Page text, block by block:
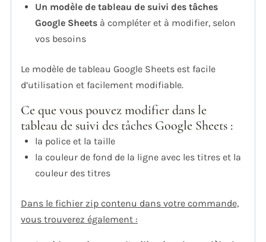
Un modèle de tableau de suivi des tâches
Google Sheets à compléter et à modifier, selon
vos besoins
Le modèle de tableau Google Sheets est facile
d’utilisation et facilement modifiable.
Ce que vous pouvez modifier dans le
tableau de suivi des tâches Google Sheets :
la police et la taille
la couleur de fond de la ligne avec les titres et la
couleur des titres
Dans le fichier zip contenu dans votre commande,
vous trouverez également :